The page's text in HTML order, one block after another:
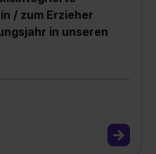
/ zum Erzieher
in unseren